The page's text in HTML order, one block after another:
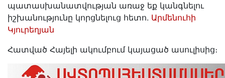
պատասխանատվության առաջ եք կանգնելու
իշխանությունը կորցնելուց հետո. Արմենուհի
Կյուրեղյան
Հատված Հայելի ակումբում կայացած ասուլիսից։